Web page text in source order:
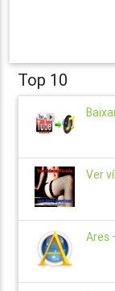
Top 10
Ver
Ares